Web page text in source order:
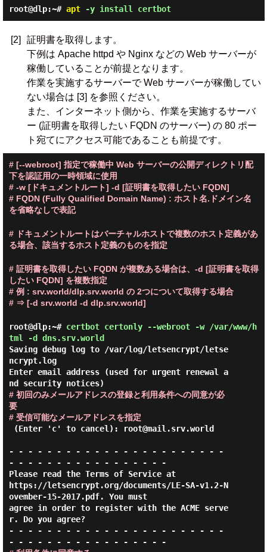
root@dlp:~# apt-y install certbot
[2]
証明書を取得します。
下例は Apache httpd や Nginx などの Web サーバーが
稼働していることが前提となります。
作業を実施するサーバーで Web サーバーが稼働してい
ない場合は [3] を参照ください。
また、インターネット側から、作業を実施するサーバ
ー (証明書を取得したい FQDN のサーバー) の 80 ポー
ト宛てにアクセス可能であることも前提です。
# [--webroot] 指定で稼働中 Web サーバーの公開ディレクトリ配
下を認証用の一時領域に使用
# -w [ドキュメントルート] -d [証明書を取得したい FQDN]
# FQDN (Fully Qualified Domain Name) : ホスト名.ドメイン名
を省略なしで表記
# ドキュメントルートはバーチャルホストで複数のホスト定義があ
る場合、該当するホスト定義のものを指定
# 証明書を取得したい FQDN が複数ある場合は、-d [証明書を取得
したい FQDN] を複数指定
# 例 : srv.world/dlp.srv.world の 2つについて取得する場合
# ⇒ [-d srv.world -d dlp.srv.world]
root@dlp:~# certbot certonly --webroot -w /var/www/h
tml -d dns.srv.world
Saving debug log to /var/log/letsencrypt/letse
ncrypt.log
Enter email address (used for urgent renewal a
# 初回のみメールアドレスの登録と利用条件への同意が必
要
# 受信可能なメールアドレスを指定
- - - - - - - - - - - - - - - - - - - - - - -
- - - - - - - - - - - - - - - - -
Please read the Terms of Service at
https://letsencrypt.org/documents/LE-SA-v1.2-N
ovember-15-2017.pdf. You must
agree in order to register with the ACME serve
r. Do you agree?
- - - - - - - - - - - - - - - - - - - - - - -